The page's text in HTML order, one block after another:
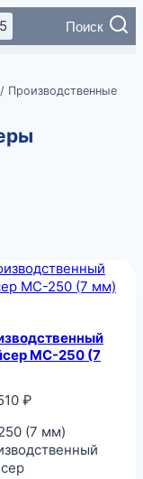
Поиск
/ Производственные
MC-250 (7
₽
(7 мм)